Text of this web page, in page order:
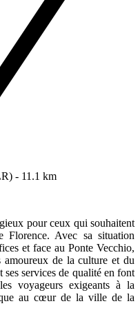
- 11.1 km
pour ceux qui souhaitent
Florence. Avec sa situation
et face au Ponte Vecchio,
de la culture et du
services de qualité en font
voyageurs exigeants à la
au cœur de la ville de la